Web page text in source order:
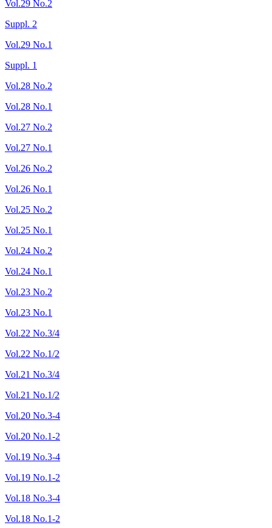
Vol.29 No.2
Suppl. 2
Vol.29 No.1
Suppl. 1
Vol.28 No.2
Vol.28 No.1
Vol.27 No.2
Vol.27 No.1
Vol.26 No.2
Vol.26 No.1
Vol.25 No.2
Vol.25 No.1
Vol.24 No.2
Vol.24 No.1
Vol.23 No.2
Vol.23 No.1
Vol.22 No.3/4
Vol.22 No.1/2
Vol.21 No.3/4
Vol.21 No.1/2
Vol.20 No.3-4
Vol.20 No.1-2
Vol.19 No.3-4
Vol.19 No.1-2
Vol.18 No.3-4
Vol.18 No.1-2